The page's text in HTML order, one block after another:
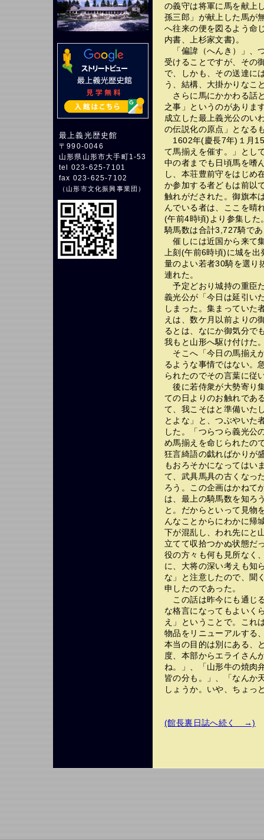
最上義光歴史館
〒990-0046
山形県山形市大手町1-53
tel 023-625-7101
fax 023-625-7102
（山形市文化振興事業団 ）
の義守は将軍に馬を献上
孫三郎」が献上した馬が
へ往来の便を図るよう命
内書、上杉家文書)。
「偏諱（へんき）」、
受けることですが、その
で、しかも、その送達に
う、結構、大掛かりなこ
さらに馬にかかわる話
之事」というのがありま
成立した最上義光公のい
の伝説化の原点」となる
1602年(慶長7年)１月
て馬揃えを催す。」とし
中の者までも日頃馬を嗜
し、本荘豊前守をはじめ
か参加する者どもは前以
触れがだされた。御旗本
んでいる者は、ここを晴
(午前4時頃)より参集した
騎馬数は合計3,727騎で
催しには近国から来て
上刻(午前6時頃)に城を
量のよい若者30騎を選り
連れた。
予定どおり城持の重臣
義光公が「今日は延引い
しまった。集まっていた
えは、数ケ月以前よりの
るとは、なにか御気分で
我もと山形へ駆け付けた
そこへ「今日の馬揃え
るような事情ではない。
られたのでその言葉に従
後に若侍衆が大勢寄り
ての日よりのお触れであ
て、我こそはと準備いた
とよな」と、つぶやいた
した。「つらつら義光公
め馬揃えを命じられたの
狂言綺語の戯ればかりが
もおろそかになってはい
て、武具馬具の古くなっ
ろう。この企画はかねて
は、最上の騎馬数を知ろ
と。だからといって見物
んなことからにわかに帰
下が混乱し、われ先にと
立てて収拾つかぬ状態だ
役の方々も何も見所なく
に、大将の深い考えも知
な」と注意したので、聞
申したのであった。
この話は昨今にも通じ
な格言になってもよいく
え」ということで。これ
物品をリニューアルする
本当の目的は別にある、
度、本部からエライさん
ね。」、「山形牛の焼肉
皆の分も。」、「なんか
しょうか。いや、ちょっ
(館長裏日誌へ続く →)